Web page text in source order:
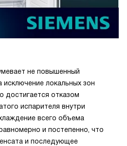
не повышенный
локальных зон
достигается отказом
испарителя внутри
всего объема
и постепенно, что
и последующее